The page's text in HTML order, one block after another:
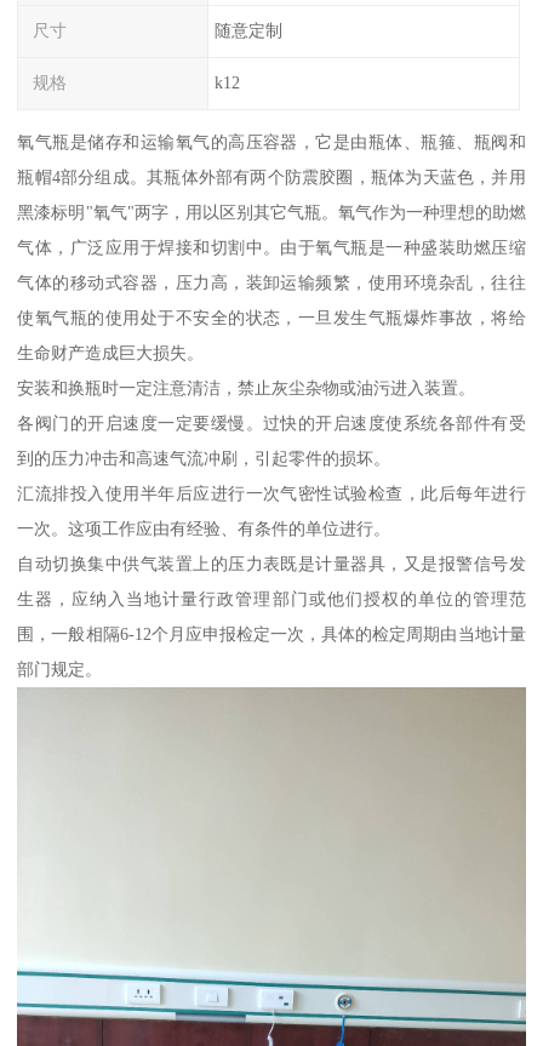
尺寸 随意定制
规格 k12
氧气瓶是储存和运输氧气的高压容器，它是由瓶体、瓶箍、瓶阀和
瓶帽4部分组成。其瓶体外部有两个防震胶圈，瓶体为天蓝色，并用
黑漆标明"氧气"两字，用以区别其它气瓶。氧气作为一种理想的助燃
气体，广泛应用于焊接和切割中。由于氧气瓶是一种盛装助燃压缩
气体的移动式容器，压力高，装卸运输频繁，使用环境杂乱，往往
使氧气瓶的使用处于不安全的状态，一旦发生气瓶爆炸事故，将给
生命财产造成巨大损失。
安装和换瓶时一定注意清洁，禁止灰尘杂物或油污进入装置。
各阀门的开启速度一定要缓慢。过快的开启速度使系统各部件有受
到的压力冲击和高速气流冲刷，引起零件的损坏。
汇流排投入使用半年后应进行一次气密性试验检查，此后每年进行
一次。这项工作应由有经验、有条件的单位进行。
自动切换集中供气装置上的压力表既是计量器具，又是报警信号发
生器，应纳入当地计量行政管理部门或他们授权的单位的管理范
围，一般相隔6-12个月应申报检定一次，具体的检定周期由当地计量
部门规定。